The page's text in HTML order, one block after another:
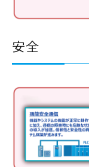
安全